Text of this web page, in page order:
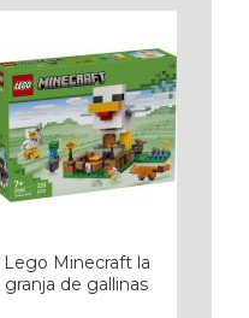
Lego Minecraft la
granja de gallinas